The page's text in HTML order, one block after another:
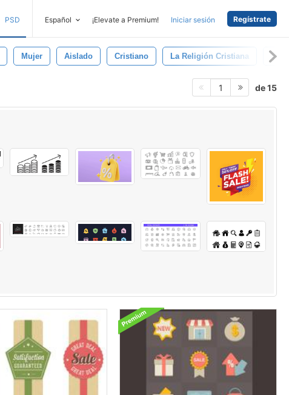
PSD Español ¡Elevate a Premium! Iniciar sesión Regístrate
Mujer Aislado Cristiano La Religión Cristiana
1 de 15